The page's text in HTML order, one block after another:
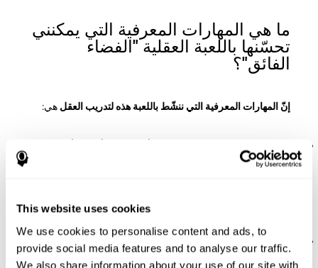
This website uses cookies
We use cookies to personalise content and ads, to
provide social media features and to analyse our traffic.
We also share information about your use of our site with
ما هي المهارات المعرفية التي يمكنني
تحسّنها باللعبة العقلية "الفضاء
الفائق"؟
إنّ المهارات المعرفية التي ننشّط باللعبة هذه لتدريب العقل هي:
مختلفة بالعقل. بوضع قطع ثلاثية الأبعاد مختلفة في الأمكنة المناسب
(الحجوم، والأشكال، والمسافات...). مثلاً، عندما نفعل أنشطة مثل
القراءة، لأنّنا نفهم ترتيب ومكان كلّ حرف وهو مهمّ لتفسير النص.
الختطيط:
لتقدّم هذه اللعبة العقلية يجب أن نضع القطع بالترتيب
والمكان المحدّد للحصول على الدرجات. بممارسة هذا التمرين